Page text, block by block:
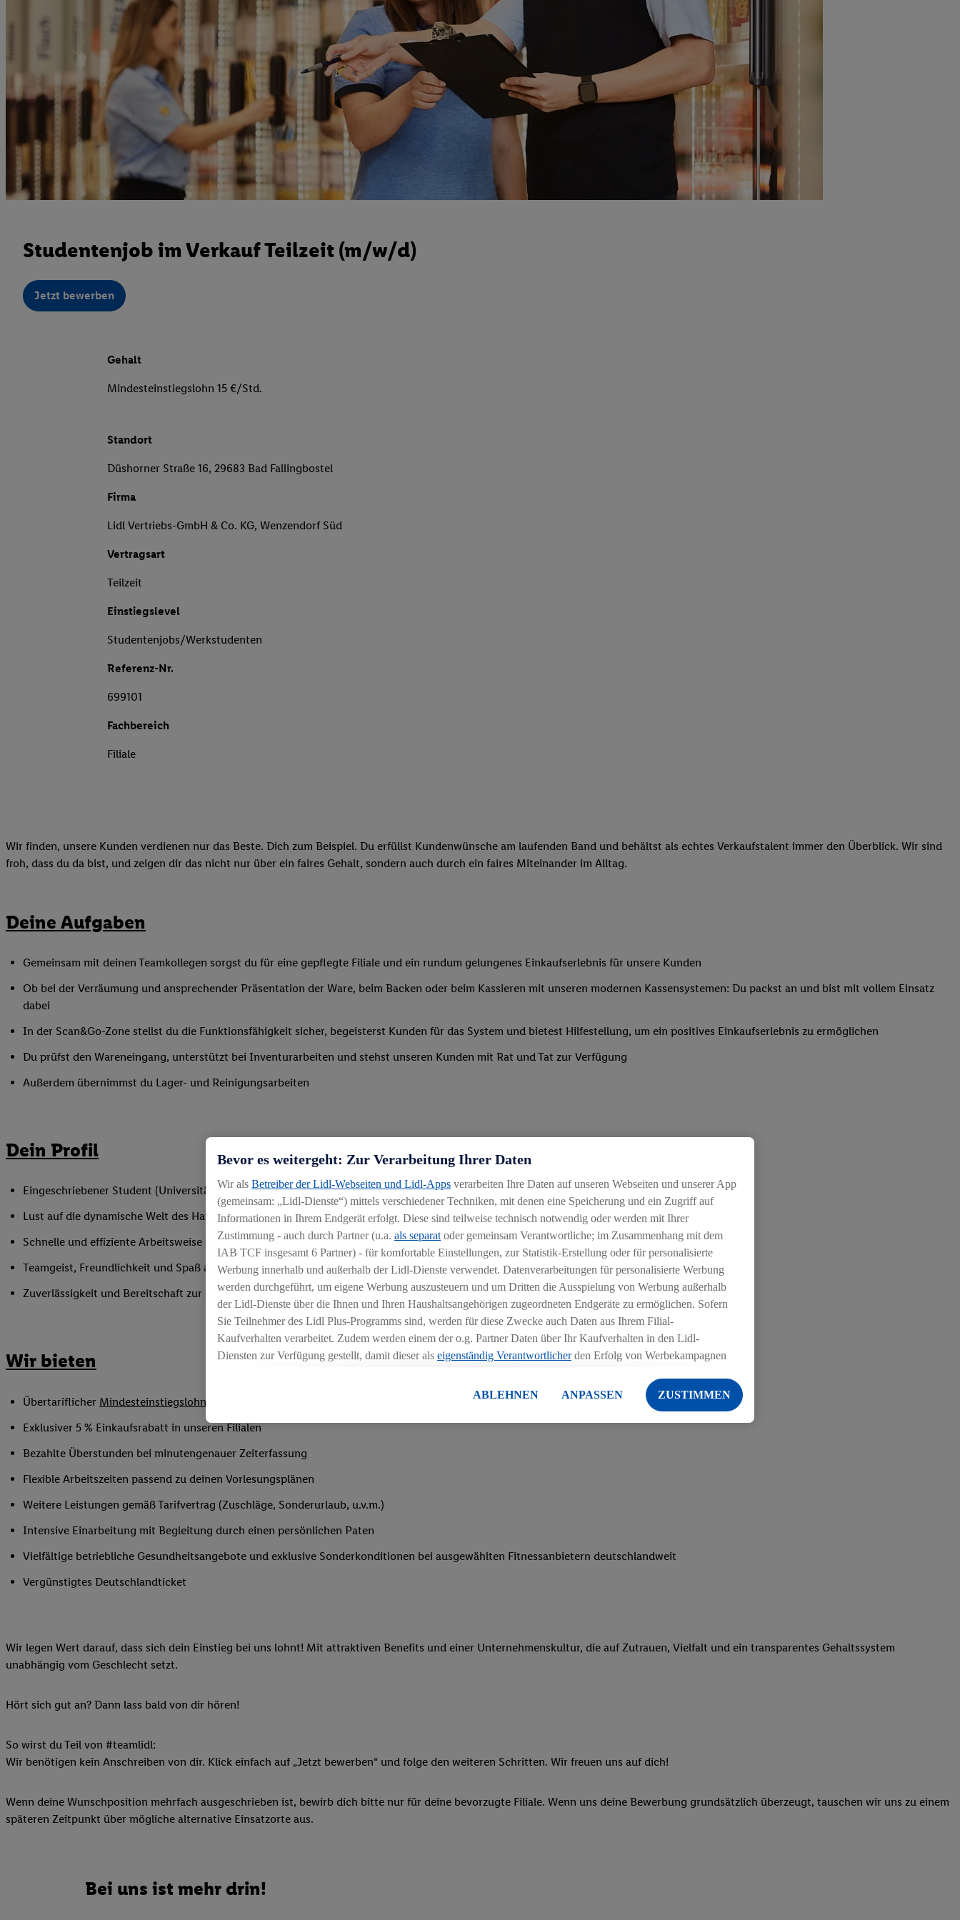
Studentenjob im Verkauf Teilzeit (m/w/d)
Jetzt bewerben
Gehalt
Mindesteinstiegslohn 15 €/Std.
Standort
Düshorner Straße 16, 29683 Bad Fallingbostel
Firma
Lidl Vertriebs-GmbH & Co. KG, Wenzendorf Süd
Vertragsart
Teilzeit
Einstiegslevel
Studentenjobs/Werkstudenten
Referenz-Nr.
699101
Fachbereich
Filiale
Wir finden, unsere Kunden verdienen nur das Beste. Dich zum Beispiel. Du erfüllst Kundenwünsche am laufenden Band und behältst als echtes Verkaufstalent immer den Überblick. Wir sind
froh, dass du da bist, und zeigen dir das nicht nur über ein faires Gehalt, sondern auch durch ein faires Miteinander im Alltag.
Deine Aufgaben
Gemeinsam mit deinen Teamkollegen sorgst du für eine gepflegte Filiale und ein rundum gelungenes Einkaufserlebnis für unsere Kunden
Ob bei der Verräumung und ansprechender Präsentation der Ware, beim Backen oder beim Kassieren mit unseren modernen Kassensystemen: Du packst an und bist mit vollem Einsatz
dabei
In der Scan&Go-Zone stellst du die Funktionsfähigkeit sicher, begeisterst Kunden für das System und bietest Hilfestellung, um ein positives Einkaufserlebnis zu ermöglichen
Du prüfst den Wareneingang, unterstützt bei Inventurarbeiten und stehst unseren Kunden mit Rat und Tat zur Verfügung
Außerdem übernimmst du Lager- und Reinigungsarbeiten
Dein Profil
Eingeschriebener Student (Universität oder Hochschule)
Lust auf die dynamische Welt des Handels
Schnelle und effiziente Arbeitsweise sowie Anpassungsfähigkeit an wechselnde Aufgaben
Teamgeist, Freundlichkeit und Spaß am Umgang mit Menschen
Zuverlässigkeit und Bereitschaft zur Unterstützung in flexiblen Schichtmodellen in Absprache mit der Führungskraft
Wir bieten
Übertariflicher Mindesteinstiegslohn
Exklusiver 5 % Einkaufsrabatt in unseren Filialen
Bezahlte Überstunden bei minutengenauer Zeiterfassung
Flexible Arbeitszeiten passend zu deinen Vorlesungsplänen
Weitere Leistungen gemäß Tarifvertrag (Zuschläge, Sonderurlaub, u.v.m.)
Intensive Einarbeitung mit Begleitung durch einen persönlichen Paten
Vielfältige betriebliche Gesundheitsangebote und exklusive Sonderkonditionen bei ausgewählten Fitnessanbietern deutschlandweit
Vergünstigtes Deutschlandticket
Wir legen Wert darauf, dass sich dein Einstieg bei uns lohnt! Mit attraktiven Benefits und einer Unternehmenskultur, die auf Zutrauen, Vielfalt und ein transparentes Gehaltssystem
unabhängig vom Geschlecht setzt.
Hört sich gut an? Dann lass bald von dir hören!
So wirst du Teil von #teamlidl:
Wir benötigen kein Anschreiben von dir. Klick einfach auf „Jetzt bewerben“ und folge den weiteren Schritten. Wir freuen uns auf dich!
Wenn deine Wunschposition mehrfach ausgeschrieben ist, bewirb dich bitte nur für deine bevorzugte Filiale. Wenn uns deine Bewerbung grundsätzlich überzeugt, tauschen wir uns zu einem
späteren Zeitpunkt über mögliche alternative Einsatzorte aus.
Bei uns ist mehr drin!
Bevor es weitergeht: Zur Verarbeitung Ihrer Daten
Wir als Betreiber der Lidl-Webseiten und Lidl-Apps verarbeiten Ihre Daten auf unseren Webseiten und unserer App
(gemeinsam: „Lidl-Dienste“) mittels verschiedener Techniken, mit denen eine Speicherung und ein Zugriff auf
Informationen in Ihrem Endgerät erfolgt. Diese sind teilweise technisch notwendig oder werden mit Ihrer
Zustimmung - auch durch Partner (u.a. als separat oder gemeinsam Verantwortliche; im Zusammenhang mit dem
IAB TCF insgesamt 6 Partner) - für komfortable Einstellungen, zur Statistik-Erstellung oder für personalisierte
Werbung innerhalb und außerhalb der Lidl-Dienste verwendet. Datenverarbeitungen für personalisierte Werbung
werden durchgeführt, um eigene Werbung auszusteuern und um Dritten die Ausspielung von Werbung außerhalb
der Lidl-Dienste über die Ihnen und Ihren Haushaltsangehörigen zugeordneten Endgeräte zu ermöglichen. Sofern
Sie Teilnehmer des Lidl Plus-Programms sind, werden für diese Zwecke auch Daten aus Ihrem Filial-
Kaufverhalten verarbeitet. Zudem werden einem der o.g. Partner Daten über Ihr Kaufverhalten in den Lidl-
Diensten zur Verfügung gestellt, damit dieser als eigenständig Verantwortlicherden Erfolg von Werbekampagnen
Die Erstellung personalisierter Werbung basiert auf der Generierung von auch mit Daten von anderen Diensten
angereicherten Profilen. Dies umfasst die Zusammenführung von Daten (z.B. über Ihre Nutzung der Lidl-Dienste,
Ihr Kaufverhalten in den Lidl-Diensten, Informationen aus Ihrem Kundenkonto - z.B. Alter oder Geschlecht -
Speichern von und/ oder dem Zugriff auf Informationen auf Ihren Endgeräten zur Erstellung von Zielgruppen
(sogenannten Segmenten). Im Zusammenhang mit dem Ausspielen dieser Werbung erfolgen Verarbeitungen auch
zur technischen Sicherung und Optimierung dieser Werbeausspielungen.
Sofern Sie hier Ihre Zustimmung dazu erteilen und danach ein Lidl Plus-Konto erstellen bzw. sich in Ihr
in gemeinsamer Verantwortlichkeit mit einem der oben genannten Partner verwendet werden, um daraus eine
Zudem erlauben Sie uns, der Utiq SA/NV („Utiq“) und IhremTelekommunikationsnetzbetreiber, die Utiq-
Adresse und einer Kundenkonto-Referenz, wie z.B. Ihrer Mobilfunknummer, eine Kennung für Utiq erstellt. Wir
können Ihre Einwilligung speziell zur Nutzung der Utiq-Technologie - zusätzlich zur weiter unten erläuterten
(„consenthub“)oder über „Anpassen“/„Nutzung der Telekommunikations-basierten Utiq-Technologie für digitales
Marketing“ am unteren Ende dieser Einwilligung (nur für die Lidl-Dienste) widerrufen. Weitere Informationen
sämtlicher genannten Partner zu. Weitere Informationen, auch zur Speicherdauer der Daten und zu Ihrem Recht,
ABLEHNEN ANPASSEN ZUSTIMMEN